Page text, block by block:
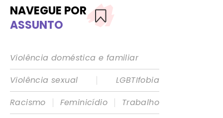
NAVEGUE POR
ASSUNTO
Violência doméstica e familiar
Violência sexual
|
LGBTIfobia
Racismo
| Feminicídio |
Trabalho